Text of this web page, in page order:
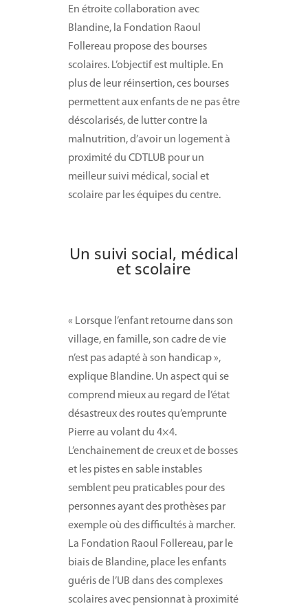
En étroite collaboration avec
Blandine, la Fondation Raoul
Follereau propose des bourses
scolaires. L’objectif est multiple. En
plus de leur réinsertion, ces bourses
permettent aux enfants de ne pas être
déscolarisés, de lutter contre la
malnutrition, d’avoir un logement à
proximité du CDTLUB pour un
meilleur suivi médical, social et
scolaire par les équipes du centre.
Un suivi social, médical
et scolaire
« Lorsque l’enfant retourne dans son
village, en famille, son cadre de vie
n’est pas adapté à son handicap »,
explique Blandine. Un aspect qui se
comprend mieux au regard de l’état
désastreux des routes qu’emprunte
Pierre au volant du 4×4.
L’enchainement de creux et de bosses
et les pistes en sable instables
semblent peu praticables pour des
personnes ayant des prothèses par
exemple où des difficultés à marcher.
La Fondation Raoul Follereau, par le
biais de Blandine, place les enfants
guéris de l’UB dans des complexes
scolaires avec pensionnat à proximité